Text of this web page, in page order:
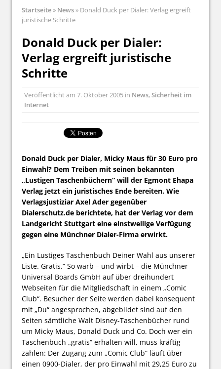
Startseite» News» Donald Duck per Dialer: Verlag ergreift
juristische Schritte
Donald Duck per Dialer:
Verlag ergreift juristische
Schritte
Veröffentlicht am 7. Oktober 2005 in News,Sicherheit im
Internet
Donald Duck per Dialer, Micky Maus für 30 Euro pro
Einwahl? Dem Treiben mit seinen bekannten
„Lustigen Taschenbüchern“ will der Egmont Ehapa
Verlag jetzt ein juristisches Ende bereiten. Wie
Verlagsjustiziar Axel Ader gegenüber
Dialerschutz.de berichtete, hat der Verlag vor dem
Landgericht Stuttgart eine einstweilige Verfügung
gegen eine Münchner Dialer-Firma erwirkt.
„Ein Lustiges Taschenbuch Deiner Wahl aus unserer
Liste. Gratis.“ So warb – und wirbt – die Münchner
Universal Boards GmbH auf über dreihundert
Webseiten für die Mitgliedschaft in einem „Comic
Club“. Besucher der Seite werden dabei konsequent
mit „Du“ angesprochen, abgebildet sind auf den
Seiten sämtliche Walt Disney-Taschenbücher rund
um Micky Maus, Donald Duck und Co. Doch wer ein
Taschenbuch „gratis“ erhalten will, muss kräftig
zahlen: Der Zugang zum „Comic Club“ läuft über
einen 0900-Dialer, der pro Einwahl mit 29,25 Euro zu